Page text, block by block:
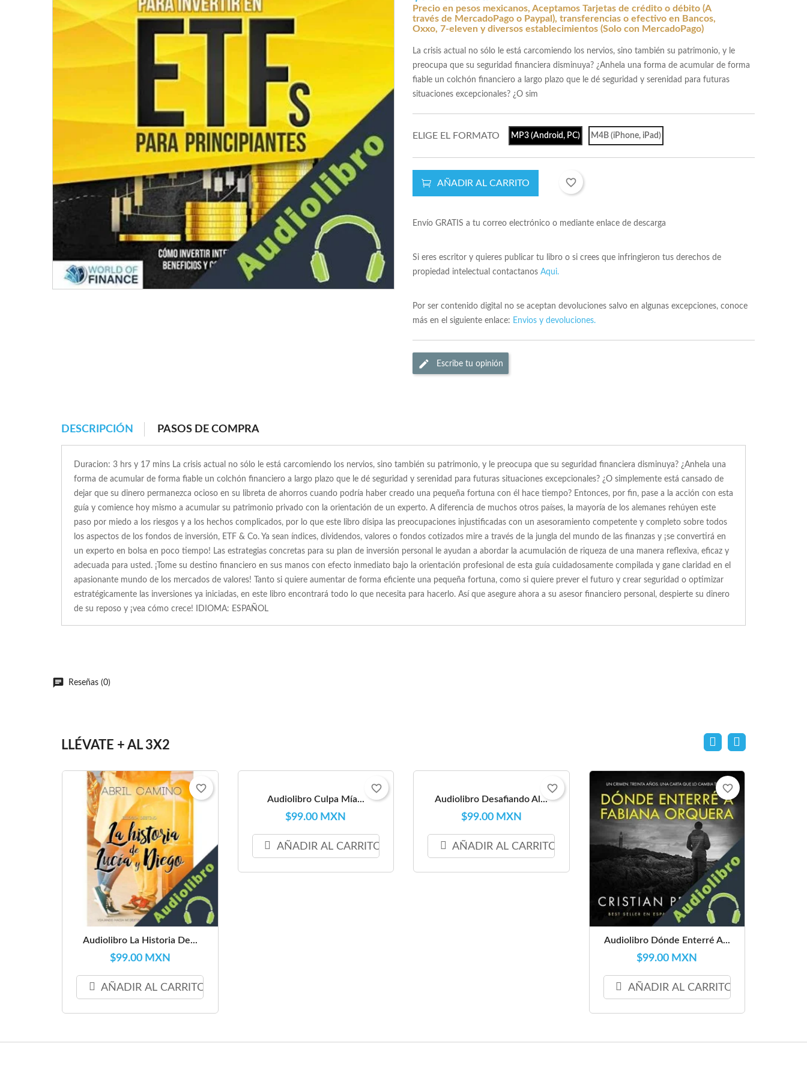
Precio en pesos mexicanos, Aceptamos Tarjetas de crédito o débito (A
través de MercadoPago o Paypal), transferencias o efectivo en Bancos,
Oxxo, 7-eleven y diversos establecimientos (Solo con MercadoPago)
La crisis actual no sólo le está carcomiendo los nervios, sino también su patrimonio, y le
preocupa que su seguridad financiera disminuya? ¿Anhela una forma de acumular de forma
fiable un colchón financiero a largo plazo que le dé seguridad y serenidad para futuras
situaciones excepcionales? ¿O sim
ELIGE EL FORMATO MP3 (Android, PC) M4B (iPhone, iPad)
AÑADIR AL CARRITO favorite_border
Envío GRATIS a tu correo electrónico o mediante enlace de descarga
Si eres escritor y quieres publicar tu libro o si crees que infringieron tus derechos de
propiedad intelectual contactanos Aqui.
Por ser contenido digital no se aceptan devoluciones salvo en algunas excepciones, conoce
más en el siguiente enlace: Envios y devoluciones.
Escribe tu opinión
DESCRIPCIÓN PASOS DE COMPRA
Duracion: 3 hrs y 17 mins La crisis actual no sólo le está carcomiendo los nervios, sino también su patrimonio, y le preocupa que su seguridad financiera disminuya? ¿Anhela una
forma de acumular de forma fiable un colchón financiero a largo plazo que le dé seguridad y serenidad para futuras situaciones excepcionales? ¿O simplemente está cansado de
dejar que su dinero permanezca ocioso en su libreta de ahorros cuando podría haber creado una pequeña fortuna con él hace tiempo? Entonces, por fin, pase a la acción con esta
guía y comience hoy mismo a acumular su patrimonio privado con la orientación de un experto. A diferencia de muchos otros países, la mayoría de los alemanes rehúyen este
paso por miedo a los riesgos y a los hechos complicados, por lo que este libro disipa las preocupaciones injustificadas con un asesoramiento competente y completo sobre todos
los aspectos de los fondos de inversión, ETF & Co. Ya sean índices, dividendos, valores o fondos cotizados mire a través de la jungla del mundo de las finanzas y ¡se convertirá en
un experto en bolsa en poco tiempo! Las estrategias concretas para su plan de inversión personal le ayudan a abordar la acumulación de riqueza de una manera reflexiva, eficaz y
adecuada para usted. ¡Tome su destino financiero en sus manos con efecto inmediato bajo la orientación profesional de esta guía cuidadosamente compilada y gane claridad en el
apasionante mundo de los mercados de valores! Tanto si quiere aumentar de forma eficiente una pequeña fortuna, como si quiere prever el futuro y crear seguridad o optimizar
estratégicamente las inversiones ya iniciadas, en este libro encontrará todo lo que necesita para hacerlo. Así que asegure ahora a su asesor financiero personal, despierte su dinero
de su reposo y ¡vea cómo crece! IDIOMA: ESPAÑOL
Reseñas (0)
LLÉVATE + AL 3X2
Audiolibro La Historia De...
$99.00 MXN
AÑADIR AL CARRITO
favorite_border
Audiolibro Culpa Mía...
$99.00 MXN
AÑADIR AL CARRITO
favorite_border
Audiolibro Desafiando Al...
$99.00 MXN
AÑADIR AL CARRITO
favorite_border
Audiolibro Dónde Enterré A...
$99.00 MXN
AÑADIR AL CARRITO
favorite_border